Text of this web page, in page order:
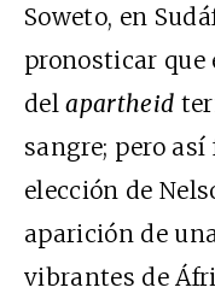
Soweto, en
pronosticar
delapartheid
sangre; pero
elección de
aparición de
vibrantes de